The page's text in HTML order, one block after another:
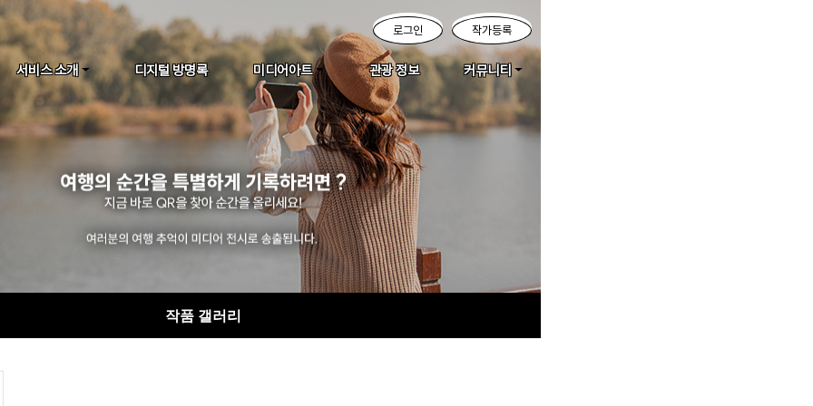
로그인 작가등록
서비스 소개 디지털 방명록 미디어아트 관광 정보 커뮤니티
작품 갤러리